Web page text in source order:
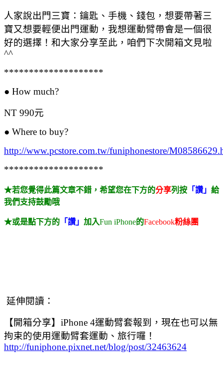
人家說出門三寶：鑰匙、手機、錢包，想要帶著三
寶又想要輕便出門運動，我想運動臂帶會是一個很
好的選擇！和大家分享至此，咱們下次開箱文見啦
^^
********************
● How much?
NT 990元
● Where to buy?
http://www.pcstore.com.tw/funiphonestore/
********************
★若您覺得此篇文章不錯，希望您在下方的分享列按 「讚」 給
我們支持鼓勵哦
★或是點下方的 「讚」 加入Fun iPhone的Facebook粉絲團
延伸閱讀：
【開箱分享】iPhone 4運動臂套報到，現在也可以無
拘束的使用運動臂套運動、旅行囉！
http://funiphone.pixnet.net/blog/post/32463624